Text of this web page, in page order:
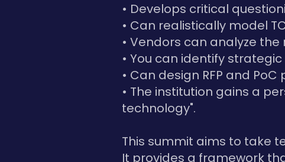
• Develops critical
• Can realistically model
• Vendors can analyze
• You can identify
• Can design RFP and
• The institution gains a
technology".
This summit aims to take
It provides a framework